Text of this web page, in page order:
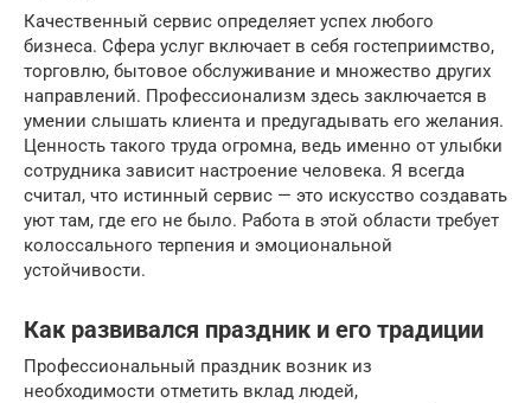
Качественный сервис определяет успех любого
бизнеса. Сфера услуг включает в себя гостеприимство,
торговлю, бытовое обслуживание и множество других
направлений. Профессионализм здесь заключается в
умении слышать клиента и предугадывать его желания.
Ценность такого труда огромна, ведь именно от улыбки
сотрудника зависит настроение человека. Я всегда
считал, что истинный сервис — это искусство создавать
уют там, где его не было. Работа в этой области требует
колоссального терпения и эмоциональной
устойчивости.
Как развивался праздник и его традиции
Профессиональный праздник возник из
необходимости отметить вклад людей,